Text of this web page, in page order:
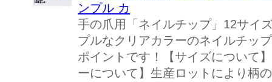
ンプル カ
手の爪用「ネイルチップ」12サイ
プルなクリアカラーのネイルチッ
ポイントです！【サイズについて
ーについて】生産ロットにより柄